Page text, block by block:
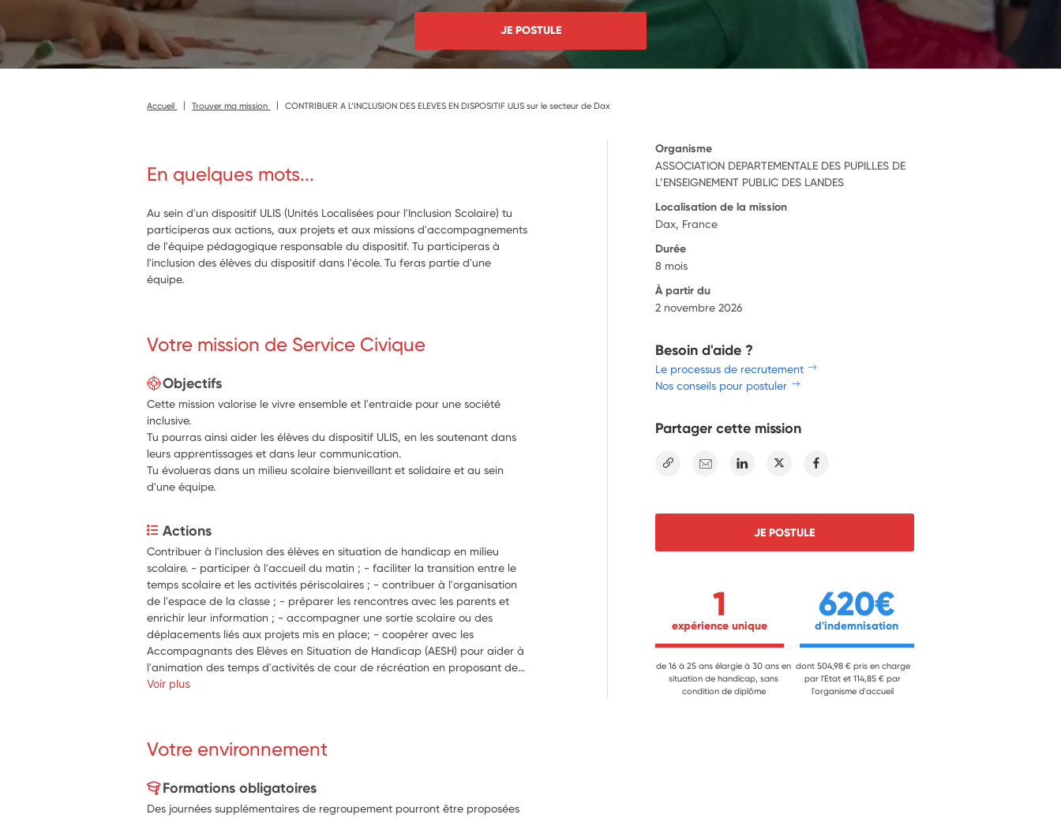
JE POSTULE
Accueil Trouver ma mission CONTRIBUER A L’INCLUSION DES ELEVES EN DISPOSITIF ULIS sur le secteur de Dax
En quelques mots...
Au sein d'un dispositif ULIS (Unités Localisées pour l'Inclusion Scolaire) tu
participeras aux actions, aux projets et aux missions d'accompagnements
de l'équipe pédagogique responsable du dispositif. Tu participeras à
l'inclusion des élèves du dispositif dans l'école. Tu feras partie d'une
équipe.
Votre mission de Service Civique
Objectifs
Cette mission valorise le vivre ensemble et l'entraide pour une société
inclusive.
Tu pourras ainsi aider les élèves du dispositif ULIS, en les soutenant dans
leurs apprentissages et dans leur communication.
Tu évolueras dans un milieu scolaire bienveillant et solidaire et au sein
d'une équipe.
Actions
Contribuer à l'inclusion des élèves en situation de handicap en milieu
scolaire. - participer à l'accueil du matin ; - faciliter la transition entre le
temps scolaire et les activités périscolaires ; - contribuer à l'organisation
de l'espace de la classe ; - préparer les rencontres avec les parents et
enrichir leur information ; - accompagner une sortie scolaire ou des
déplacements liés aux projets mis en place; - coopérer avec les
Accompagnants des Elèves en Situation de Handicap (AESH) pour aider à
l'animation des temps d'activités de cour de récréation en proposant des
activités nouvelles et adaptées en petits groupes favorisant l’inclusion , et
participer à des activités collectives scientifiques, culturelles, sportives et
Voir plus
Votre environnement
Formations obligatoires
Des journées supplémentaires de regroupement pourront être proposées
Organisme
ASSOCIATION DEPARTEMENTALE DES PUPILLES DE
L’ENSEIGNEMENT PUBLIC DES LANDES
Localisation de la mission
Dax, France
Durée
8 mois
À partir du
2 novembre 2026
Besoin d'aide ?
Le processus de recrutement
Nos conseils pour postuler
Partager cette mission
E-mail Linkedin Twitter
JE POSTULE
1
expérience unique
de 16 à 25 ans élargie à 30 ans en
situation de handicap, sans
condition de diplôme
620€
d'indemnisation
dont 504,98 € pris en charge
par l'Etat et 114,85 € par
l'organisme d'accueil